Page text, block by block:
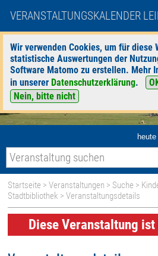
VERANSTALTUNGSKALENDER
Wir verwenden Cookies, um für diese
statistische Auswertungen der
Software Matomo zu erstellen. Mehr
in unserer Datenschutzerklärung.
Nein, bitte nicht
heute
Startseite >Veranstaltungen > Suche >
Stadtbibliothek > Veranstaltungsdetails
Diese Veranstaltung